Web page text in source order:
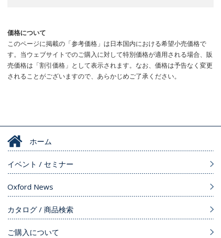
価格について
このページに掲載の「参考価格」は日本国内における希望小売価格で
す。当ウェブサイトでのご購入に対して特別価格が適用される場合、販
売価格は「割引価格」として表示されます。なお、価格は予告なく変更
されることがございますので、あらかじめご了承ください。
ホーム
イベント / セミナー
Oxford News
カタログ / 商品検索
ご購入について